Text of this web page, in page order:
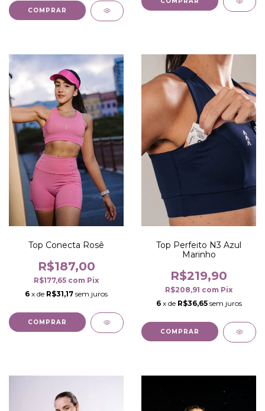
COMPRAR
Top Conecta Rosê
R$187,00
R$177,65 com Pix
6 x de R$31,17 sem juros
COMPRAR
Top Perfeito N3 Azul
Marinho
R$219,90
R$208,91 com Pix
6 x de R$36,65 sem juros
COMPRAR